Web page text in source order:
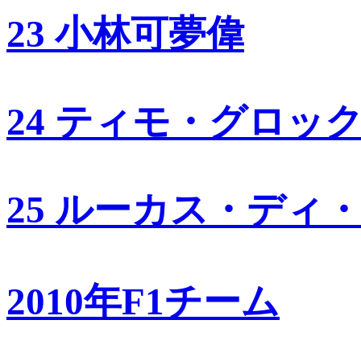
23 小林可夢偉
24 ティモ・グロッ
25 ルーカス・ディ
2010年F1チーム